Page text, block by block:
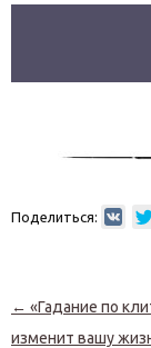
Поделиться:
Навигация по
← «Гадание по
изменит вашу